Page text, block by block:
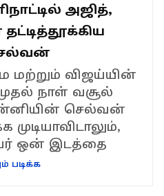
அஜித்,
மற்றும் விஜய்யின்
நாள் வசூல்
செல்வன்
முடியாவிடாலும்,
ஒன் இடத்தை
படிக்க